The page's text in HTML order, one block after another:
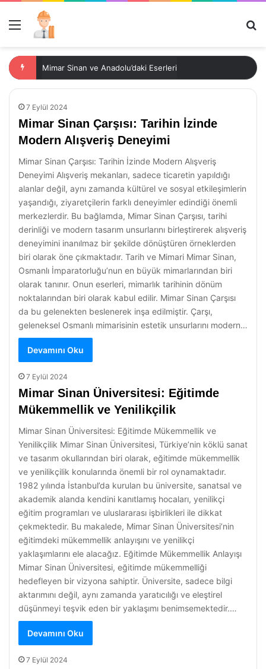
Menü
Mimar Sinan ve Anadolu’daki Eserleri
7 Eylül 2024
Mimar Sinan Çarşısı: Tarihin İzinde
Modern Alışveriş Deneyimi
Mimar Sinan Çarşısı: Tarihin İzinde Modern Alışveriş
Deneyimi Alışveriş mekanları, sadece ticaretin yapıldığı
alanlar değil, aynı zamanda kültürel ve sosyal etkileşimlerin
yaşandığı, ziyaretçilerin farklı deneyimler edindiği önemli
merkezlerdir. Bu bağlamda, Mimar Sinan Çarşısı, tarihi
derinliği ve modern tasarım unsurlarını birleştirerek alışveriş
deneyimini inanılmaz bir şekilde dönüştüren örneklerden
biri olarak öne çıkmaktadır. Tarih ve Mimari Mimar Sinan,
Osmanlı İmparatorluğu’nun en büyük mimarlarından biri
olarak tanınır. Onun eserleri, mimarlık tarihinin dönüm
noktalarından biri olarak kabul edilir. Mimar Sinan Çarşısı
da bu gelenekten beslenerek inşa edilmiştir. Çarşı,
geleneksel Osmanlı mimarisinin estetik unsurlarını modern…
Devamını Oku
7 Eylül 2024
Mimar Sinan Üniversitesi: Eğitimde
Mükemmellik ve Yenilikçilik
Mimar Sinan Üniversitesi: Eğitimde Mükemmellik ve
Yenilikçilik Mimar Sinan Üniversitesi, Türkiye’nin köklü sanat
ve tasarım okullarından biri olarak, eğitimde mükemmellik
ve yenilikçilik konularında önemli bir rol oynamaktadır.
1982 yılında İstanbul’da kurulan bu üniversite, sanatsal ve
akademik alanda kendini kanıtlamış hocaları, yenilikçi
eğitim programları ve uluslararası işbirlikleri ile dikkat
çekmektedir. Bu makalede, Mimar Sinan Üniversitesi’nin
eğitimdeki mükemmellik anlayışını ve yenilikçi
yaklaşımlarını ele alacağız. Eğitimde Mükemmellik Anlayışı
Mimar Sinan Üniversitesi, eğitimde mükemmelliği
hedefleyen bir vizyona sahiptir. Üniversite, sadece bilgi
aktarımını değil, aynı zamanda yaratıcılığı ve eleştirel
düşünmeyi teşvik eden bir yaklaşımı benimsemektedir.…
Devamını Oku
7 Eylül 2024